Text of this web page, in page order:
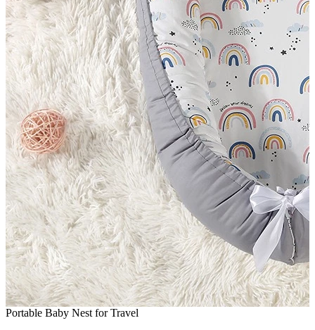
Portable Baby Nest for Travel